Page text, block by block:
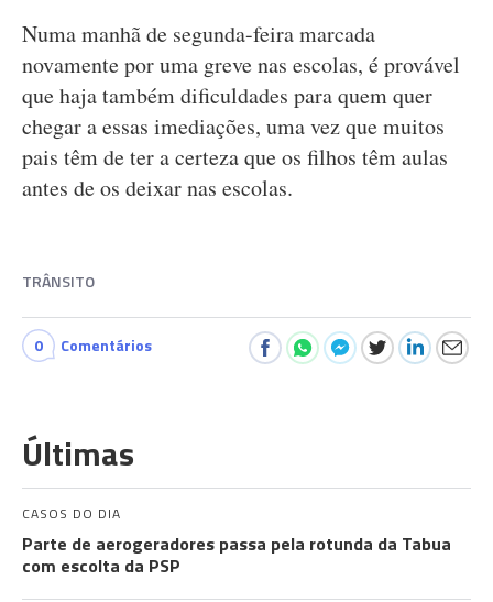
Numa manhã de segunda-feira marcada
novamente por uma greve nas escolas, é provável
que haja também dificuldades para quem quer
chegar a essas imediações, uma vez que muitos
pais têm de ter a certeza que os filhos têm aulas
antes de os deixar nas escolas.
TRÂNSITO
0 Comentários
Últimas
CASOS DO DIA
Parte de aerogeradores passa pela rotunda da Tabua
com escolta da PSP